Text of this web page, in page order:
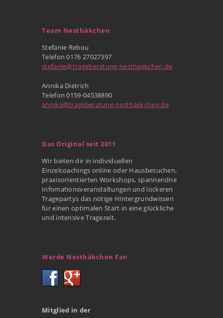
Team Nesthäkchen
Stefanie Rebou
Telefon 0176 27027397
stefanie@trageberatung-nesthaekchen.de
Annika Dietrich
Telefon 0159-04538890
annika@trageberatung-nesthaekchen.de
Das Original seit 2011
Wir bieten dir in individuellen
Einzelcoachings online oder Hausbesuchen,
praxisorientierten Workshops, spannendne
Infomationsveranstaltungen und lockeren
Tragepartys das nötige Hintergrundwissen
für einen optimalen Start in eine glückliche
und intensive Tragezeit.
Werde Nesthäkchen Fan
Mitglied in der